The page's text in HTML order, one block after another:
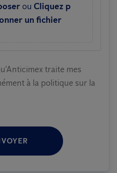
ou Cliquez p
un fichier
traite mes
à la politique sur la